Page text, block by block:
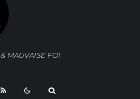
MAUVAISE FOI